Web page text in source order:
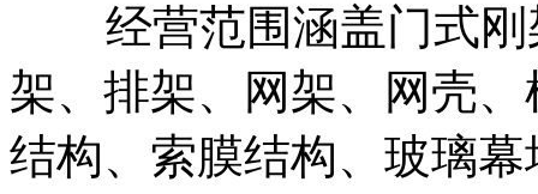
经营范围涵盖门式刚
架、排架、网架、网壳
结构、索膜结构、玻璃